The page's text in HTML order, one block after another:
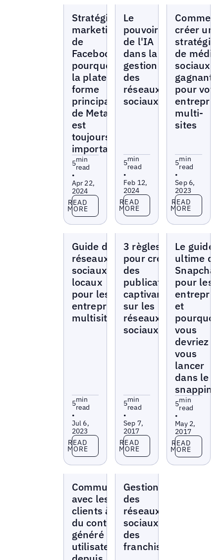
Stratégie
marketing
de
Facebook :
pourquoi
la plate-
forme
principale
de Meta
est
toujours
importante
5min
read
•
Apr 22,
2024
Read more
READ
MORE
Le
pouvoir
de l'IA
dans la
gestion
des
réseaux
sociaux
5min
read
•
Feb 12,
2024
Read more
READ
MORE
Comment
créer une
stratégie
de
sociaux
gagnante
pour
multi-
sites
5min
read
•
Sep 6,
2023
Read more
READ
MORE
Guide des
réseaux
sociaux
locaux
pour les
entreprises
multisites
5min
read
•
Jul 6,
2023
Read more
READ
MORE
3 règles
pour créer
des
publications
captivantes
sur les
réseaux
sociaux
5min
read
•
Sep 7,
2017
Read more
READ
MORE
Le guide
ultime de
Snapchat
pour les
et
pourquoi
vous
devriez
vous
lancer
dans le
snapping
5min
read
•
May 2,
2017
Read more
READ
MORE
Communiquez
avec les
clients à l'aide
du contenu
généré par les
utilisateurs
Gestion
des
réseaux
sociaux
des
franchises